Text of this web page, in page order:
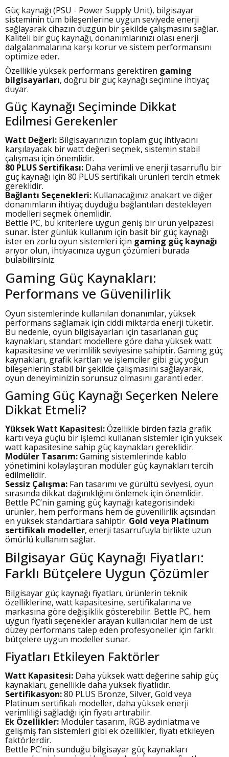
Güç kaynağı (PSU - Power Supply Unit), bilgisayar
sisteminin tüm bileşenlerine uygun seviyede enerji
sağlayarak cihazın düzgün bir şekilde çalışmasını sağlar.
Kaliteli bir güç kaynağı, donanımlarınızı olası enerji
dalgalanmalarına karşı korur ve sistem performansını
optimize eder.
Özellikle yüksek performans gerektiren gaming
bilgisayarları, doğru bir güç kaynağı seçimine ihtiyaç
duyar.
Güç Kaynağı Seçiminde Dikkat
Edilmesi Gerekenler
Watt Değeri: Bilgisayarınızın toplam güç ihtiyacını
karşılayacak bir watt değeri seçmek, sistemin stabil
çalışması için önemlidir.
80 PLUS Sertifikası: Daha verimli ve enerji tasarruflu bir
güç kaynağı için 80 PLUS sertifikalı ürünleri tercih etmek
gereklidir.
Bağlantı Seçenekleri: Kullanacağınız anakart ve diğer
donanımların ihtiyaç duyduğu bağlantıları destekleyen
modelleri seçmek önemlidir.
Bettle PC, bu kriterlere uygun geniş bir ürün yelpazesi
sunar. İster günlük kullanım için basit bir güç kaynağı
ister en zorlu oyun sistemleri için gaming güç kaynağı
arıyor olun, ihtiyacınıza uygun çözümleri burada
bulabilirsiniz.
Gaming Güç Kaynakları:
Performans ve Güvenilirlik
Oyun sistemlerinde kullanılan donanımlar, yüksek
performans sağlamak için ciddi miktarda enerji tüketir.
Bu nedenle, oyun bilgisayarları için tasarlanan güç
kaynakları, standart modellere göre daha yüksek watt
kapasitesine ve verimlilik seviyesine sahiptir. Gaming güç
kaynakları, grafik kartları ve işlemciler gibi güç yoğun
bileşenlerin stabil bir şekilde çalışmasını sağlayarak,
oyun deneyiminizin sorunsuz olmasını garanti eder.
Gaming Güç Kaynağı Seçerken Nelere
Dikkat Etmeli?
Yüksek Watt Kapasitesi:Özellikle birden fazla grafik
kartı veya güçlü bir işlemci kullanan sistemler için yüksek
watt kapasitesine sahip güç kaynakları gereklidir.
Modüler Tasarım:Gaming sistemlerinde kablo
yönetimini kolaylaştıran modüler güç kaynakları tercih
edilmelidir.
Sessiz Çalışma: Fan tasarımı ve gürültü seviyesi, oyun
sırasında dikkat dağınıklığını önlemek için önemlidir.
Bettle PC’nin gaming güç kaynağı kategorisindeki
ürünler, hem performans hem de güvenilirlik açısından
en yüksek standartlara sahiptir. Gold veya Platinum
sertifikalı modeller, enerji tasarrufuyla birlikte uzun
ömürlü kullanım sağlar.
Bilgisayar Güç Kaynağı Fiyatları:
Farklı Bütçelere Uygun Çözümler
Bilgisayar güç kaynağı fiyatları, ürünlerin teknik
özelliklerine, watt kapasitesine, sertifikalarına ve
markasına göre değişiklik gösterebilir. Bettle PC, hem
uygun fiyatlı seçenekler arayan kullanıcılar hem de üst
düzey performans talep eden profesyoneller için farklı
bütçelere uygun modeller sunar.
Fiyatları Etkileyen Faktörler
Watt Kapasitesi: Daha yüksek watt değerine sahip güç
kaynakları, genellikle daha yüksek fiyatlıdır.
Sertifikasyon:80 PLUS Bronze, Silver, Gold veya
Platinum sertifikalı modeller, daha yüksek enerji
verimliliği sağladığı için fiyatı artırabilir.
Ek Özellikler: Modüler tasarım, RGB aydınlatma ve
gelişmiş fan sistemleri gibi ek özellikler, fiyatı etkileyen
faktörlerdir.
Bettle PC’nin sunduğu bilgisayar güç kaynakları